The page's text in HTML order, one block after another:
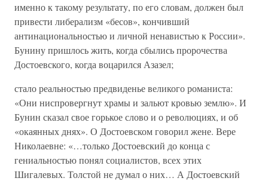
именно к такому результату, по его словам, должен был
привести либерализм «бесов», кончивший
антинациональностью и личной ненавистью к России».
Бунину пришлось жить, когда сбылись пророчества
Достоевского, когда воцарился Азазел;
стало реальностью предвиденье великого романиста:
«Они ниспровергнут храмы и зальют кровью землю». И
Бунин сказал свое горькое слово и о революциях, и об
«окаянных днях». О Достоевском говорил жене. Вере
Николаевне: «…только Достоевский до конца с
гениальностью понял социалистов, всех этих
Шигалевых. Толстой не думал о них… А Достоевский